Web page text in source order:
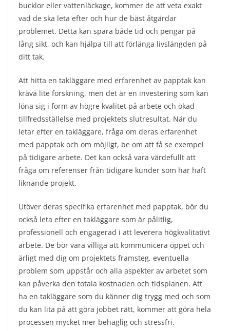
bucklor eller vattenläckage, kommer de att veta exakt
vad de ska leta efter och hur de bäst åtgärdar
problemet. Detta kan spara både tid och pengar på
lång sikt, och kan hjälpa till att förlänga livslängden på
ditt tak.
Att hitta en takläggare med erfarenhet av papptak kan
kräva lite forskning, men det är en investering som kan
löna sig i form av högre kvalitet på arbete och ökad
tillfredsställelse med projektets slutresultat. När du
letar efter en takläggare, fråga om deras erfarenhet
med papptak och om möjligt, be om att få se exempel
på tidigare arbete. Det kan också vara värdefullt att
fråga om referenser från tidigare kunder som har haft
liknande projekt.
Utöver deras specifika erfarenhet med papptak, bör du
också leta efter en takläggare som är pålitlig,
professionell och engagerad i att leverera högkvalitativt
arbete. De bör vara villiga att kommunicera öppet och
ärligt med dig om projektets framsteg, eventuella
problem som uppstår och alla aspekter av arbetet som
kan påverka den totala kostnaden och tidsplanen. Att
ha en takläggare som du känner dig trygg med och som
du kan lita på att göra jobbet rätt, kommer att göra hela
processen mycket mer behaglig och stressfri.